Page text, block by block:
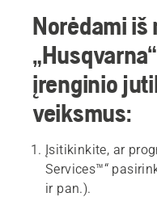
Norėdami
įrenginio
veiksmus:
Įsitikinkite, ar
Services™“
ir pan.).